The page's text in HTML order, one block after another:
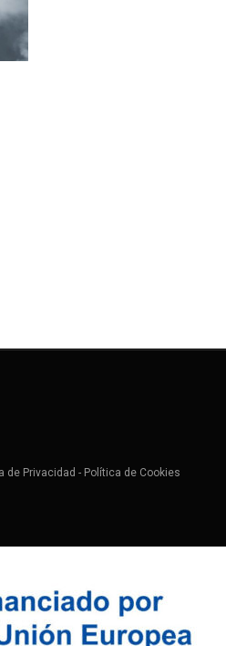
de Privacidad - Política de Cookies